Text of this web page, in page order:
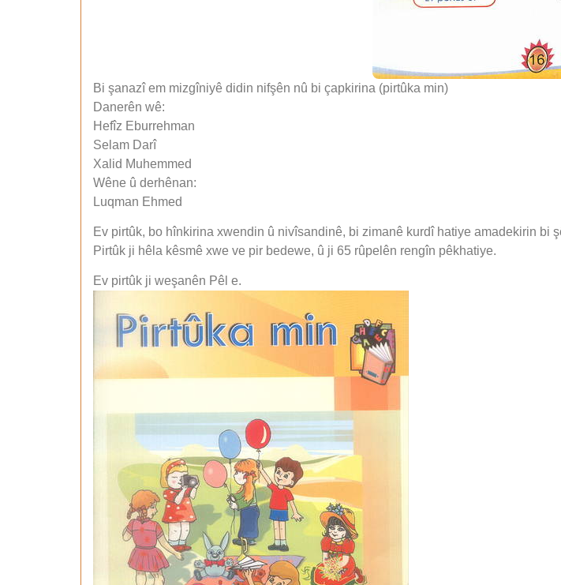
Bi şanazî em mizgîniyê didin nifşên nû bi çapkirina (pirtûka min)
Danerên wê:
Hefîz Eburrehman
Selam Darî
Xalid Muhemmed
Wêne û derhênan:
Luqman Ehmed
Ev pirtûk, bo hînkirina xwendin û nivîsandinê, bi zimanê kurdî hatiye amadekirin bi
Pirtûk ji hêla kêsmê xwe ve pir bedewe, û ji 65 rûpelên rengîn pêkhatiye.
Ev pirtûk ji weşanên Pêl e.